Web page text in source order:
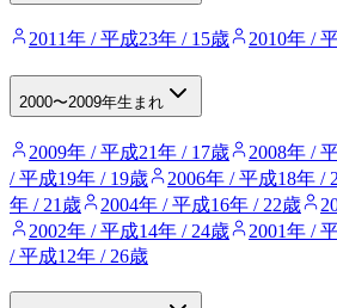
2011年 / 平成23年 / 15歳 2010年 /
2000〜2009年生まれ
2009年 / 平成21年 / 17歳 2008年 /
/ 平成19年 / 19歳
2006年 / 平成18年 /
年 / 21歳
2004年 / 平成16年 / 22歳
2002年 / 平成14年 / 24歳
2001年 /
/ 平成12年 / 26歳